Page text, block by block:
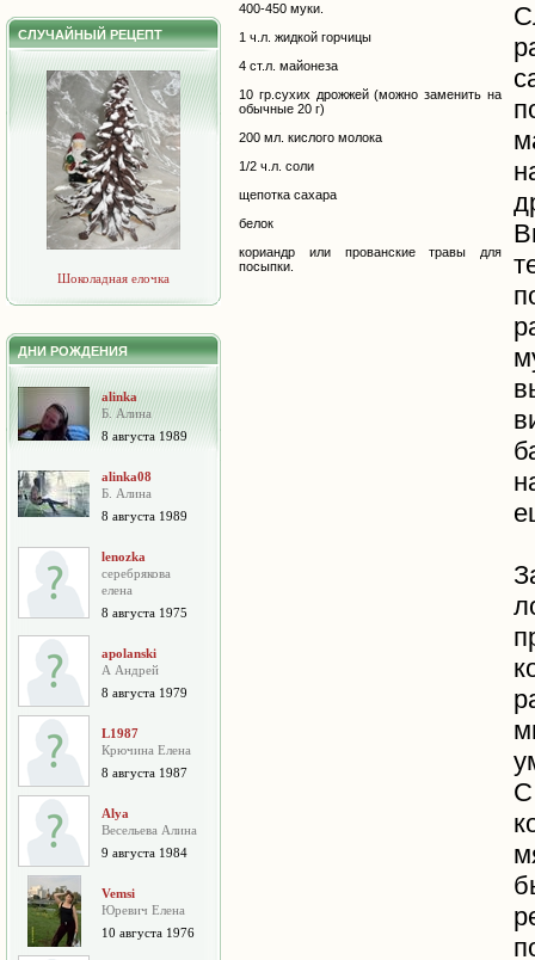
СЛУЧАЙНЫЙ РЕЦЕПТ
Шоколадная елочка
ДНИ РОЖДЕНИЯ
alinka
Б. Алина
8 августа 1989
alinka08
Б. Алина
8 августа 1989
lenozka
серебрякова
елена
8 августа 1975
apolanski
А Андрей
8 августа 1979
L1987
Крючина Елена
8 августа 1987
Alya
Весельева Алина
9 августа 1984
Vemsi
Юревич Елена
10 августа 1976
400-450 муки.
1 ч.л. жидкой горчицы
4 ст.л. майонеза
10 гр.сухих дрожжей (можно заменить на
обычные 20 г)
200 мл. кислого молока
1/2 ч.л. соли
щепотка сахара
белок
кориандр или прованские травы для
посыпки.